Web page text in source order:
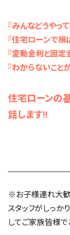
『みんなどうやっ
『住宅ローンで損
『変動金利と固定
『わからないこと
住宅ローンの
話します!!
※お子様連れ大歓
スタッフがしっか
してご家族皆様